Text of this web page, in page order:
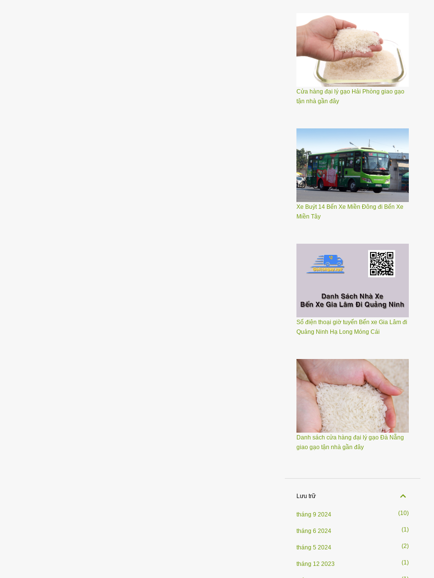
Cửa hàng đại lý gạo Hải Phòng giao gạo
tận nhà gần đây
Xe Buýt 14 Bến Xe Miền Đông đi Bến Xe
Miền Tây
Số điện thoại giờ tuyến Bến xe Gia Lâm đi
Quảng Ninh Hạ Long Móng Cái
Danh sách cửa hàng đại lý gạo Đà Nẵng
giao gạo tận nhà gần đây
Lưu trữ
tháng 9 2024 10
tháng 6 2024 1
tháng 5 2024 2
tháng 12 2023 1